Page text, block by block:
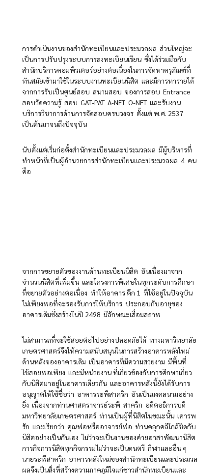
การดำเนินงานของสำนักทะเบียนและประมวลผล ส่วนใหญ่จะ
เป็นการปรับปรุงระบบการลงทะเบียนเรียน ซึ่งได้ร่วมมือกับ
สำนักบริการคอมพิวเตอร์อย่างต่อเนื่องในการจัดหาครุภัณฑ์ที่
ทันสมัยเข้ามาใช้ในระบบงานทะเบียนนิสิต และมีการหารายได้
จากการรับเป็นศูนย์สอบ สนามสอบ ของการสอบ Entrance
สอบวัดความรู้ สอบ GAT-PAT A-NET O-NET และรับงาน
บริการวิชาการด้านการจัดสอบครบวงจร ตั้งแต่ พ.ศ. 2537
เป็นต้นมาจนถึงปัจจุบัน
นับตั้งแต่เริ่มก่อตั้งสำนักทะเบียนและประมวลผล มีผู้บริหารที่
ทำหน้าที่เป็นผู้อำนวยการสำนักทะเบียนและประมวลผล 4 คน
คือ
จากการขยายตัวของงานด้านทะเบียนนิสิต อันเนื่องมาจาก
จำนวนนิสิตที่เพิ่มขึ้น และโครงการพิเศษในทุกระดับการศึกษา
ที่ขยายตัวอย่างต่อเนื่อง ทำให้อาคาร ตึก 1 ที่ใช้อยู่ในปัจจุบัน
ไม่เพียงพอที่จะรองรับการให้บริการ ประกอบกับอายุของ
อาคารเดิมซึ่งสร้างในปี 2498 มีลักษณะเสื่อมสภาพ
ไม่สามารถที่จะใช้สอยต่อไปอย่างปลอดภัยได้ ทางมหาวิทยาลัย
เกษตรศาสตร์จึงให้ความสนับสนุนในการสร้างอาคารหลังใหม่
ด้านหลังของอาคารเดิม เป็นอาคารที่มีความสวยงาม มีพื้นที่
ใช้สอยพอเพียง และมีหน่วยงาน ที่เกี่ยวข้องกับการศึกษาเกี่ยว
กับนิสิตมาอยู่ในอาคารเดียวกัน และอาคารหลังนี้ยังได้รับการ
อนุญาตให้ใช้ชื่อว่า อาคารระพีสาคริก อันเป็นมงคลนามอย่าง
ยิ่ง เนื่องจากท่านศาสตราจารย์ระพี สาคริก อดีตอธิการบดี
มหาวิทยาลัยเกษตรศาสตร์ ท่านเป็นผู้ที่นิสิตในขณะนั้น เคารพ
รัก และเรียกว่า คุณพ่อหรืออาจารย์พ่อ ท่านคลุกคลีใกล้ชิดกับ
นิสิตอย่างเป็นกันเอง ไม่ว่าจะเป็นงานของค่ายอาสาพัฒนานิสิต
การกิจการนิสิตทุกกิจกรรมไม่ว่าจะเป็นดนตรี กีฬาและอื่น ๆ
นายระพีสาคริก อาคารหลังใหม่ของสำนักทะเบียนและประมวล
ผลจึงเป็นสิ่งที่สร้างความภาคภูมิใจแก่ชาวสำนักทะเบียนและ